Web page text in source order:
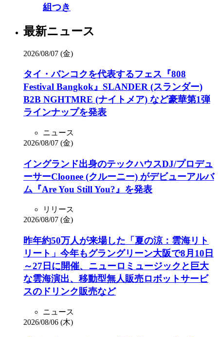
組つき
最新ニュース
2026/08/07 (金)
タイ・バンコクを代表するフェス『808
Festival Bangkok』SLANDER (スランダー)
B2B NGHTMRE (ナイトメア) など豪華第1弾
ラインナップを発表
ニュース
2026/08/07 (金)
イングランド出身のテックハウスDJ/プロデュ
ーサーCloonee (クルーニー) がデビューアルバ
ム『Are You Still You?』を発表
リリース
2026/08/07 (金)
昨年約50万人が来場した「夏の涼：雲海リト
リート」今年もグラングリーン大阪で8月10日
～27日に開催、ニューロミュージックと巨大
な雲海演出、移動型無人販売ロボットサービ
スのドリンク販売など
ニュース
2026/08/06 (木)